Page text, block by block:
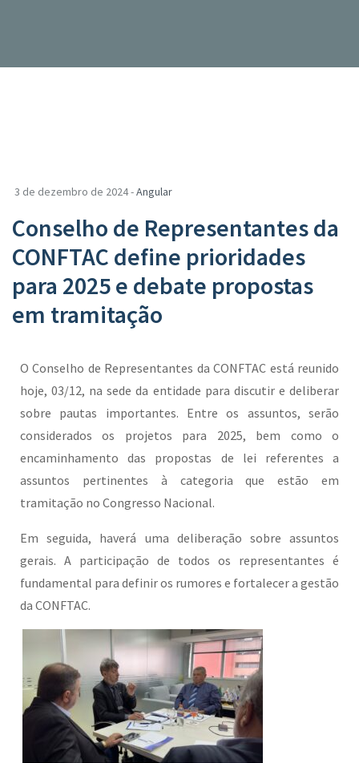
3 de dezembro de 2024 -Angular
Conselho de Representantes da
CONFTAC define prioridades
para 2025 e debate propostas
em tramitação
O Conselho de Representantes da CONFTAC está reunido
hoje, 03/12, na sede da entidade para discutir e deliberar
sobre pautas importantes. Entre os assuntos, serão
considerados os projetos para 2025, bem como o
encaminhamento das propostas de lei referentes a
assuntos pertinentes à categoria que estão em
tramitação no Congresso Nacional.
Em seguida, haverá uma deliberação sobre assuntos
gerais. A participação de todos os representantes é
fundamental para definir os rumores e fortalecer a gestão
da CONFTAC.